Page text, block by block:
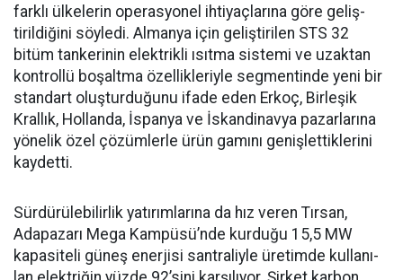
farklı ülkelerin ope­rasyonel ihtiyaçlarına göre geliş­
tirildiğini söyledi. Almanya için geliştirilen STS 32
bitüm tan­kerinin elektrikli ısıtma siste­mi ve uzaktan
kontrollü boşalt­ma özellikleriyle segmentinde yeni bir
standart oluşturduğunu ifade eden Erkoç, Birleşik
Kral­lık, Hollanda, İspanya ve İskan­dinavya pazarlarına
yönelik özel çözümlerle ürün gamını geniş­lettiklerini
kaydetti.
Sürdürülebilirlik yatırımları­na da hız veren Tırsan,
Adapaza­rı Mega Kampüsü’nde kurduğu 15,5 MW
kapasiteli güneş ener­jisi santraliyle üretimde kullanı­